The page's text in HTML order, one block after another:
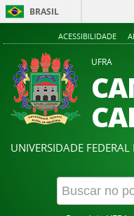
BRASIL
ACESSIBILIDADE
UFRA
UNIVERSIDADE